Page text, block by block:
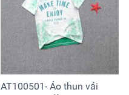
AT100501- Áo thun vải